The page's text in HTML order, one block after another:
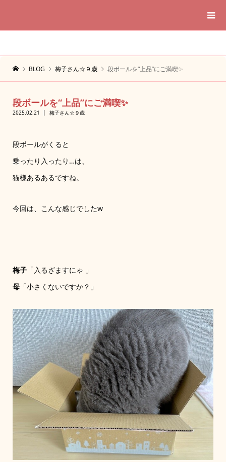
BLOG 梅子さん☆９歳 段ボールを“上品”にご満喫✨
段ボールを“上品”にご満喫✨
2025.02.21 梅子さん☆９歳
段ボールがくると
乗ったり入ったり…は、
猫様あるあるですね。
今回は、こんな感じでしたw
梅子「入るざますにゃ 」
母「小さくないですか？」